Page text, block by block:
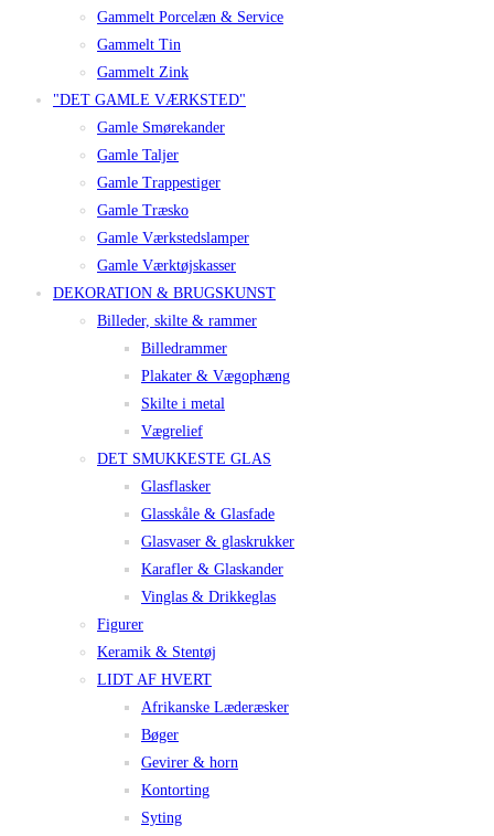
Gammelt Porcelæn & Service
Gammelt Tin
Gammelt Zink
"DET GAMLE VÆRKSTED"
Gamle Smørekander
Gamle Taljer
Gamle Trappestiger
Gamle Træsko
Gamle Værkstedslamper
Gamle Værktøjskasser
DEKORATION & BRUGSKUNST
Billeder, skilte & rammer
Billedrammer
Plakater & Vægophæng
Skilte i metal
Vægrelief
DET SMUKKESTE GLAS
Glasflasker
Glasskåle & Glasfade
Glasvaser & glaskrukker
Karafler & Glaskander
Vinglas & Drikkeglas
Figurer
Keramik & Stentøj
LIDT AF HVERT
Afrikanske Læderæsker
Bøger
Gevirer & horn
Kontorting
Syting